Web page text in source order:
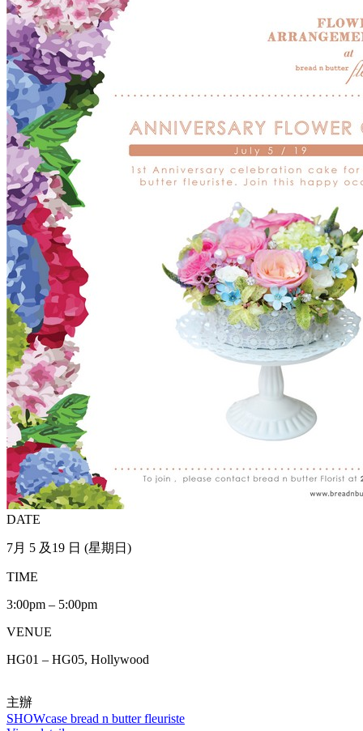
DATE
7月 5 及19 日 (星期日)
TIME
3:00pm – 5:00pm
VENUE
HG01 – HG05, Hollywood
主辦
SHOWcase bread n butter fleuriste